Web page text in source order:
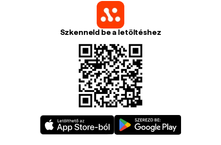
Szkenneld be a letöltéshez